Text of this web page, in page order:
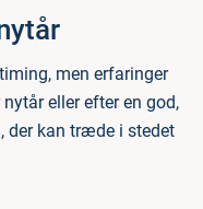
men erfaringer
eller efter en god,
der kan træde i stedet